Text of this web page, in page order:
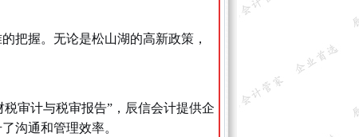
把握。无论是松山湖的高新政策，
审计与税审报告”，辰信会计提供企
沟通和管理效率。